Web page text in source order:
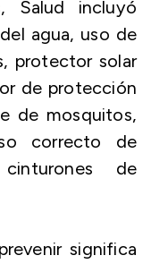
Salud incluyó
agua, uso de
protector solar
de protección
de mosquitos,
correcto de
de
significa